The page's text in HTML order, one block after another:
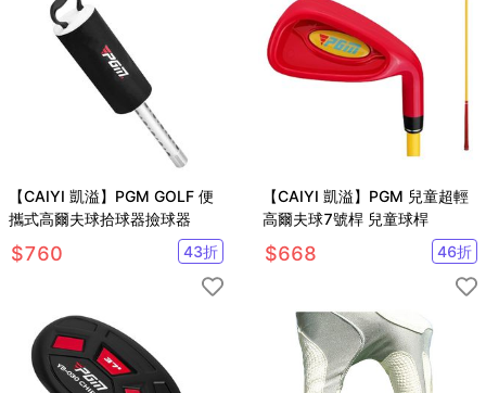
【CAIYI 凱溢】PGM GOLF 便
攜式高爾夫球拾球器撿球器
$760 43折
【CAIYI 凱溢】PGM 兒童超輕
高爾夫球7號桿 兒童球桿
$668 46折